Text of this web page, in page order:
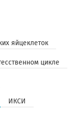
яйцеклеток
цикле
ИКСИ